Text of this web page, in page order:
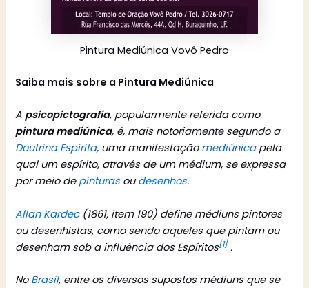
Pintura Mediúnica Vovô Pedro
Saiba mais sobre a Pintura Mediúnica
Apsicopictografia, popularmente referida como
pintura mediúnica, é, mais notoriamente segundo a
Doutrina Espírita, uma manifestação mediúnicapela
qual um espírito, através de um médium, se expressa
por meio de pinturasou desenhos.
Allan Kardec(1861, item 190) define médiuns pintores
ou desenhistas, como sendo aqueles que pintam ou
desenham sob a influência dos Espíritos[1] .
No Brasil, entre os diversos supostos médiuns que se